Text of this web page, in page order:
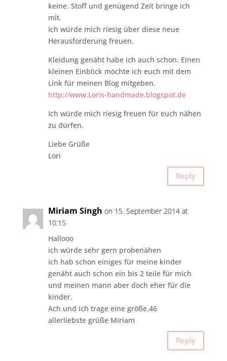
keine. Stoff und genügend Zeit bringe ich
mit.
Ich würde mich riesig über diese neue
Herausforderung freuen.
Kleidung genäht habe ich auch schon. Einen
kleinen Einblick möchte ich euch mit dem
Link für meinen Blog mitgeben.
http://www.Loris-handmade.blogspot.de
Ich würde mich riesig freuen für euch nähen
zu dürfen.
Liebe Grüße
Lori
Reply
Miriam Singh on 15. September 2014 at
10:15
Hallooo
ich würde sehr gern probenähen
ich hab schon einiges für meine kinder
genäht auch schon ein bis 2 teile für mich
und meinen mann aber doch eher für die
kinder.
Ach und ich trage eine größe.46
allerliebste grüße Miriam
Reply